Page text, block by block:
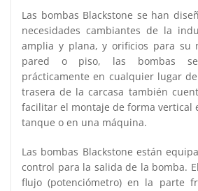
Las bombas Blackstone se han
necesidades cambiantes de la
amplia y plana, y orificios para su
pared o piso, las bombas
prácticamente en cualquier lugar
trasera de la carcasa también
facilitar el montaje de forma vertical
tanque o en una máquina.
Las bombas Blackstone están
control para la salida de la bomba.
flujo (potenciómetro) en la parte